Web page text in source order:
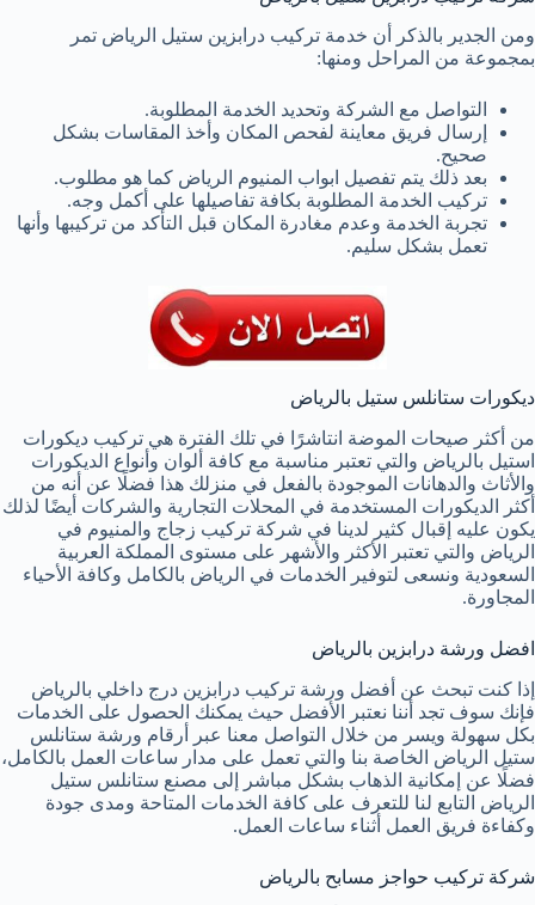
ومن الجدير بالذكر أن خدمة تركيب درابزين ستيل الرياض تمر
بمجموعة من المراحل ومنها:
التواصل مع الشركة وتحديد الخدمة المطلوبة.
إرسال فريق معاينة لفحص المكان وأخذ المقاسات بشكل
صحيح.
بعد ذلك يتم تفصيل ابواب المنيوم الرياض كما هو مطلوب.
تركيب الخدمة المطلوبة بكافة تفاصيلها على أكمل وجه.
تجربة الخدمة وعدم مغادرة المكان قبل التأكد من تركيبها وأنها
تعمل بشكل سليم.
ديكورات ستانلس ستيل بالرياض
من أكثر صيحات الموضة انتاشرًا في تلك الفترة هي تركيب ديكورات
استيل بالرياض والتي تعتبر مناسبة مع كافة ألوان وأنواع الديكورات
والأثاث والدهانات الموجودة بالفعل في منزلك هذا فضلًا عن أنه من
أكثر الديكورات المستخدمة في المحلات التجارية والشركات أيضًا لذلك
يكون عليه إقبال كثير لدينا في شركة تركيب زجاج والمنيوم في
الرياض والتي تعتبر الأكثر والأشهر على مستوى المملكة العربية
السعودية ونسعى لتوفير الخدمات في الرياض بالكامل وكافة الأحياء
المجاورة.
افضل ورشة درابزين بالرياض
إذا كنت تبحث عن أفضل ورشة تركيب درابزين درج داخلي بالرياض
فإنك سوف تجد أننا نعتبر الأفضل حيث يمكنك الحصول على الخدمات
بكل سهولة ويسر من خلال التواصل معنا عبر أرقام ورشة ستانلس
ستيل الرياض الخاصة بنا والتي تعمل على مدار ساعات العمل بالكامل،
فضلًا عن إمكانية الذهاب بشكل مباشر إلى مصنع ستانلس ستيل
الرياض التابع لنا للتعرف على كافة الخدمات المتاحة ومدى جودة
وكفاءة فريق العمل أثناء ساعات العمل.
شركة تركيب حواجز مسابح بالرياض